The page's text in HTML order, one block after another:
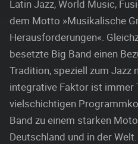
Latin Jazz, World Music,
dem Motto »Musikalische
Herausforderungen«.
besetzte Big Band einen
Tradition, speziell zum Jazz
integrative Faktor ist immer
vielschichtigen
Band zu einem starken
Deutschland und in der Welt.